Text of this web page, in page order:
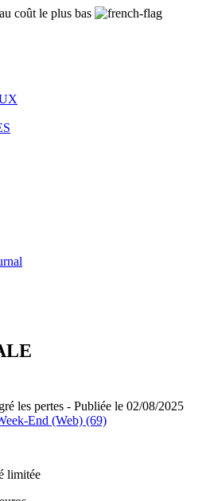
coût le plus bas
les pertes - Publiée le 02/08/2025
End (Web) (69)
limitée